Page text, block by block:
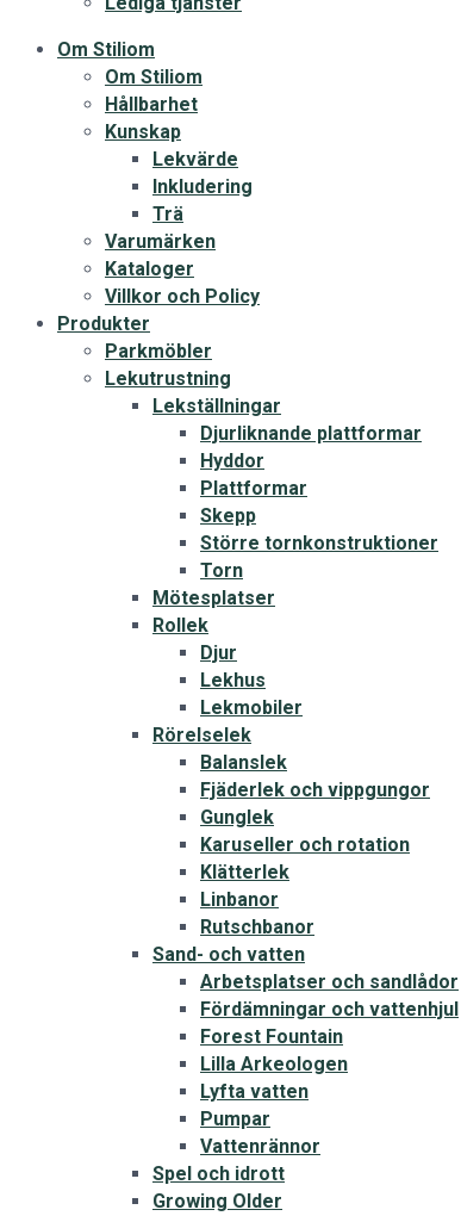
Om Stiliom
Om Stiliom
Hållbarhet
Kunskap
Lekvärde
Inkludering
Trä
Varumärken
Kataloger
Villkor och Policy
Produkter
Parkmöbler
Lekutrustning
Lekställningar
Djurliknande plattformar
Hyddor
Plattformar
Skepp
Större tornkonstruktioner
Torn
Mötesplatser
Rollek
Djur
Lekhus
Lekmobiler
Rörelselek
Balanslek
Fjäderlek och vippgungor
Gunglek
Karuseller och rotation
Klätterlek
Linbanor
Rutschbanor
Sand- och vatten
Arbetsplatser och sandlådor
Fördämningar och vattenhjul
Forest Fountain
Lilla Arkeologen
Lyfta vatten
Pumpar
Vattenrännor
Spel och idrott
Growing Older